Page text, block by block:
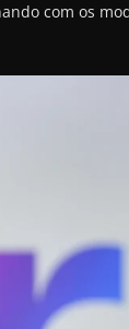
com os